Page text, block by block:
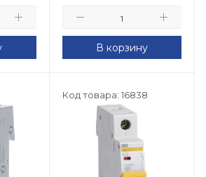
В корзину
Код товара: 16838